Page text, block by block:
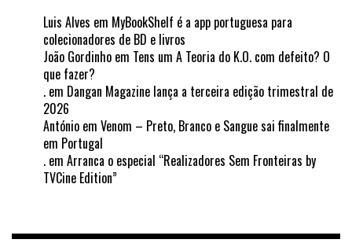
Luis Alves em MyBookShelf é a app portuguesa para
colecionadores de BD e livros
João Gordinho em Tens um A Teoria do K.O. com defeito? O
que fazer?
. em Dangan Magazine lança a terceira edição trimestral de
2026
António em Venom – Preto, Branco e Sangue sai finalmente
em Portugal
. em Arranca o especial “Realizadores Sem Fronteiras by
TVCine Edition”